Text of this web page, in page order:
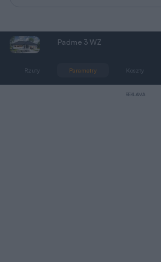
Padme 3 WZ
Rzuty Parametry Koszty
REKLAMA